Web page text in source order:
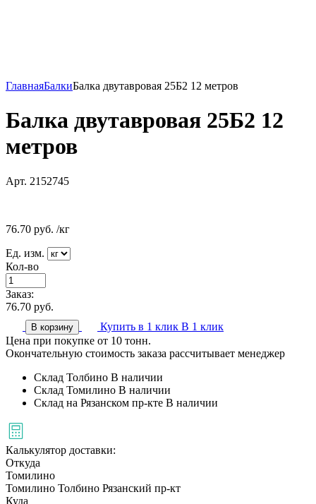
ГлавнаяБалкиБалка двутавровая 25Б2 12 метров
Балка двутавровая 25Б2 12
метров
Арт. 2152745
76.70 руб. /кг
Ед. изм.
Кол-во
Заказ:
76.70 руб.
В корзину Купить в 1 клик В 1 клик
Цена при покупке от 10 тонн.
Окончательную стоимость заказа рассчитывает менеджер
Склад Толбино В наличии
Склад Томилино В наличии
Склад на Рязанском пр-кте В наличии
Калькулятор доставки:
Откуда
Томилино
Томилино Толбино Рязанский пр-кт
Куда